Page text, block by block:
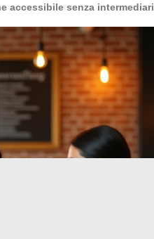
accessibile senza intermediari